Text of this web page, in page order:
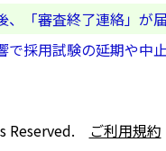
、「審査終了連絡」が
で採用試験の延期や中
Reserved. ご利用規約